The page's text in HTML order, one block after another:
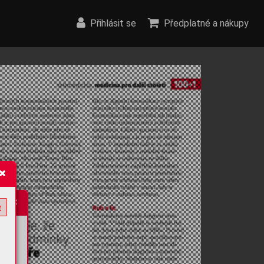
Přihlásit se Předplatné a nákupy